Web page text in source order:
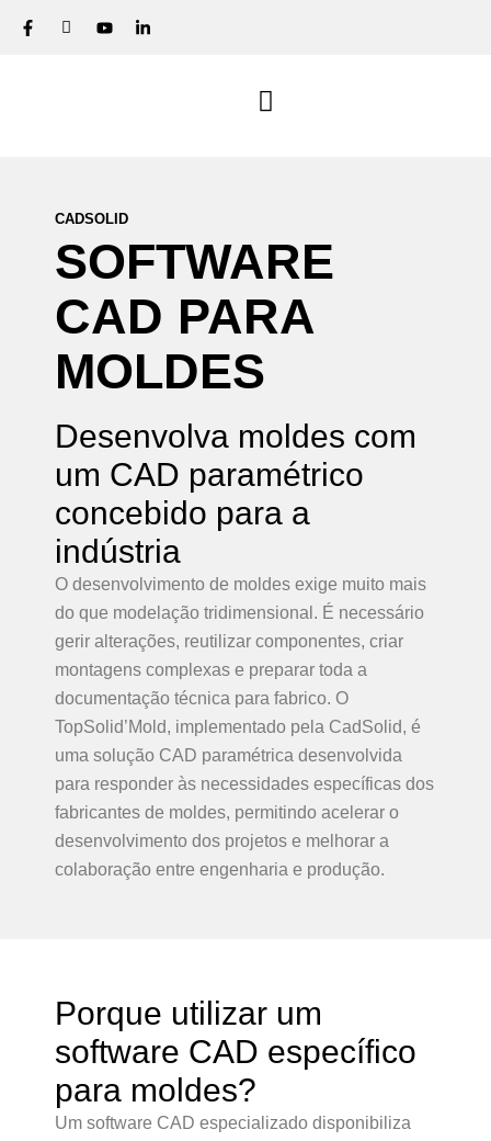
CADSOLID
SOFTWARE
CAD PARA
MOLDES
Desenvolva moldes com
um CAD paramétrico
concebido para a
indústria
O desenvolvimento de moldes exige muito mais
do que modelação tridimensional. É necessário
gerir alterações, reutilizar componentes, criar
montagens complexas e preparar toda a
documentação técnica para fabrico. O
TopSolid’Mold, implementado pela CadSolid, é
uma solução CAD paramétrica desenvolvida
para responder às necessidades específicas dos
fabricantes de moldes, permitindo acelerar o
desenvolvimento dos projetos e melhorar a
colaboração entre engenharia e produção.
Porque utilizar um
software CAD específico
para moldes?
Um software CAD especializado disponibiliza